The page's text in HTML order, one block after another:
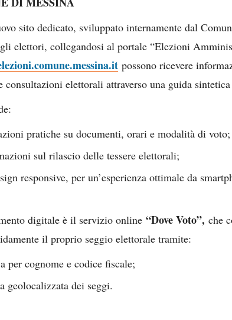
sito dedicato, sviluppato internamente dal
elettori, collegandosi al portale “Elezioni
possono ricevere
consultazioni elettorali attraverso una guida
pratiche su documenti, orari e modalità di voto;
sul rilascio delle tessere elettorali;
responsive, per un’esperienza ottimale da
digitale è il servizio online “Dove Voto”, che
il proprio seggio elettorale tramite:
per cognome e codice fiscale;
geolocalizzata dei seggi.